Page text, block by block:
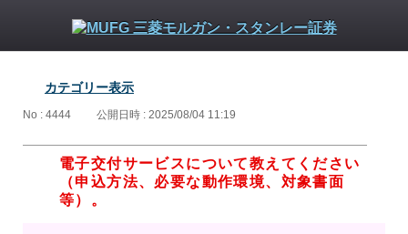
カテゴリー表示
No : 4444 公開日時 : 2025/08/04 11:19
電子交付サービスについて教えてください
（申込方法、必要な動作環境、対象書面
等）。